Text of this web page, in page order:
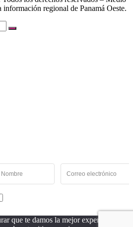
información regional de Panamá Oeste.
que te damos la mejor experiencia en